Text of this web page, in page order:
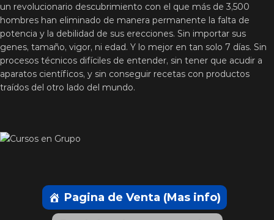
un revolucionario descubrimiento con el que más de 3,500
hombres han eliminado de manera permanente la falta de
potencia y la debilidad de sus erecciones. Sin importar sus
genes, tamaño, vigor, ni edad. Y lo mejor en tan solo 7 días. Sin
procesos técnicos difíciles de entender, sin tener que acudir a
aparatos científicos, y sin conseguir recetas con productos
traídos del otro lado del mundo.
Pagina de Venta (Mas info)